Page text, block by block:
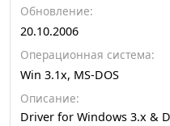
Обновление:
20.10.2006
Операционная система:
Win 3.1x, MS-DOS
Описание:
Driver for Windows 3.x &